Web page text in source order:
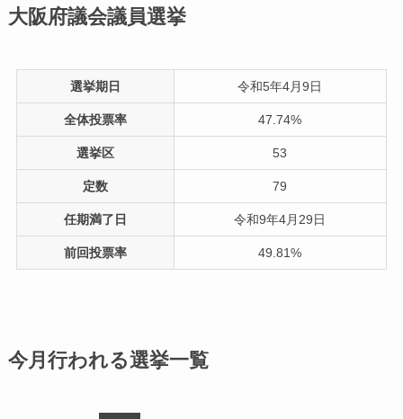
大阪府議会議員選挙
選挙期日 令和5年4月9日
全体投票率 47.74%
選挙区 53
定数 79
任期満了日 令和9年4月29日
前回投票率 49.81%
今月行われる選挙一覧